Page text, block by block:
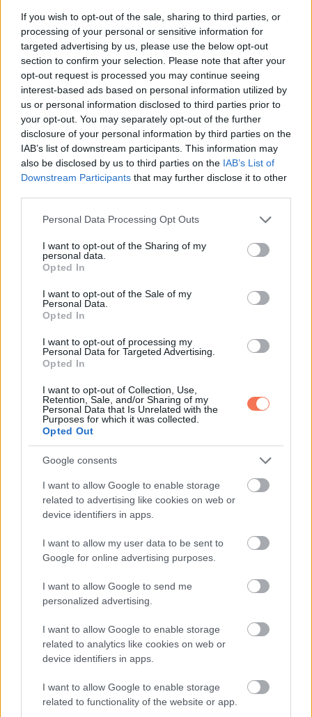
If you wish to opt-out of the sale, sharing to third parties, or
processing of your personal or sensitive information for
targeted advertising by us, please use the below opt-out
section to confirm your selection. Please note that after your
opt-out request is processed you may continue seeing
interest-based ads based on personal information utilized by
us or personal information disclosed to third parties prior to
your opt-out. You may separately opt-out of the further
disclosure of your personal information by third parties on the
IAB’s list of downstream participants. This information may
also be disclosed by us to third parties on the IAB’s List of
Downstream Participants that may further disclose it to other
Please note that this website/app uses one or more Google
not limited to your visit or usage behaviour. You may click to
grant or deny consent to Google and its third-party tags to
use your data for below specified purposes in below Google
consent section.
Personal Data Processing Opt Outs
I want to opt-out of the Sharing of my
personal data.
Opted In
I want to opt-out of the Sale of my
Personal Data.
Opted In
I want to opt-out of processing my
Personal Data for Targeted Advertising.
Opted In
I want to opt-out of Collection, Use,
Retention, Sale, and/or Sharing of my
Personal Data that Is Unrelated with the
Purposes for which it was collected.
Opted Out
Google consents
I want to allow Google to enable storage
related to advertising like cookies on web or
device identifiers in apps.
I want to allow my user data to be sent to
Google for online advertising purposes.
I want to allow Google to send me
personalized advertising.
I want to allow Google to enable storage
related to analytics like cookies on web or
device identifiers in apps.
I want to allow Google to enable storage
related to functionality of the website or app.
szendvicsekkel. A héjukat gondosan levágtam, a falatokat
apró háromszögekre vágtam, melléjük pedig egy kanna
langyos fekete teát tettem. Az egész olyan volt, mintha egy
unalmas délutáni teadélutánról érkezett volna, nem pedig
egy hosszú hétvégére meghívott, éhes csapatnak.
A csend, ami ezután beállt, szinte tapintható volt.
Juliette pislogott egyet, aztán kettőt. „Ööö… és hol a
barbecue, drágám?”
hangon válaszoltam: „Nem vásároltam be most. Mivel
annyira szerettek nálunk barbecue-zni, gondoltam, most ti
hoztok húst.”
Sarah szája tátva maradt. Kate úgy nézett rám, mintha valami
különösen rossz viccet mondtam volna.
„Tizenöt percre van egy nagyon jó hentes a Riverview
kész, a faszén is a tárolóban van. Csak el kell menni érte.”
„De… de…” hebegte Juliette. „Hiszen meghívtál minket!”
„Valójában ti jöttetek megint meghívás nélkül” javítottam ki
finoman. „De ne aggódjatok, a gyerekek biztosan
megszeretik ezeket a szendvicseket is, ha adtok nekik egy
esélyt.”
A gyerekek persze rögtön elkezdték a saját koncertjüket.
„Hol vannak a virslik?” kiáltotta Tyler.
„Ez fűízű!” közölte hároméves Connor, majd elejtette a
Juliette felpattant, a szék olyan hangosan csúszott a